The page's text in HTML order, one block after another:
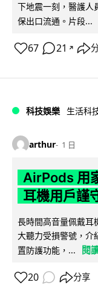
下地震一刻，醫護人
保出口流通。片段...
67 21 ↗
科技娛樂 生活科
arthur 1 日
AirPods 用
耳機用戶謹
長時間高音量佩戴耳
大聽力受損警號，
置防護功能，...
閱
20 分享